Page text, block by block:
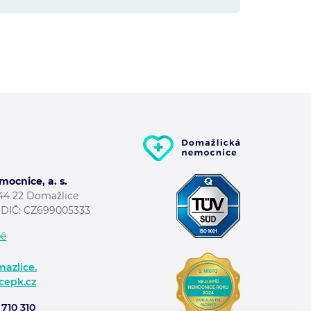
a. s.
22 Domažlice
CZ699005333
310